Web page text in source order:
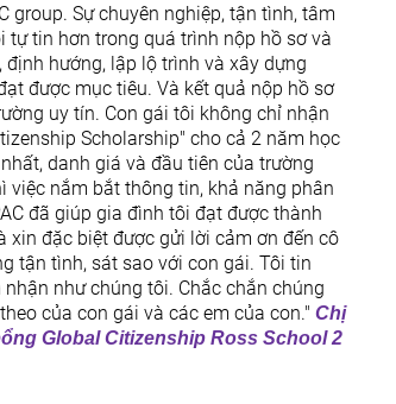
group. Sự chuyên nghiệp, tận tình, tâm
tự tin hơn trong quá trình nộp hồ sơ và
hướng, lập lộ trình và xây dựng
được mục tiêu. Và kết quả nộp hồ sơ
uy tín. Con gái tôi không chỉ nhận
Scholarship" cho cả 2 năm học
danh giá và đầu tiên của trường
việc nắm bắt thông tin, khả năng phân
đã giúp gia đình tôi đạt được thành
xin đặc biệt được gửi lời cảm ơn đến cô
tận tình, sát sao với con gái. Tôi tin
như chúng tôi. Chắc chắn chúng
của con gái và các em của con." Chị
Global Citizenship Ross School 2